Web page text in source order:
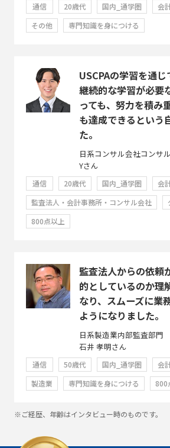
通信 20歳代 国内_通学圏
会
その他
専門知識を身につける
USCPAの学習を通じ
継続的な学習が必要
っても、努力を積み
も達成できるという
た。
日系コンサル会社コンサ
Yさん
通信 20歳代 国内_通学圏
会
監査法人・会計事務所・コンサル会社
800点以上
監査法人からの依頼
的としているのか理
なり、スムーズに業
ようになりました。
日系製造業内部監査部門
石井 孝明さん
通信 50歳代 国内_通学圏
会
製造業
専門知識を身につける 800
※ご経歴、年齢はインタビュー時のものです。